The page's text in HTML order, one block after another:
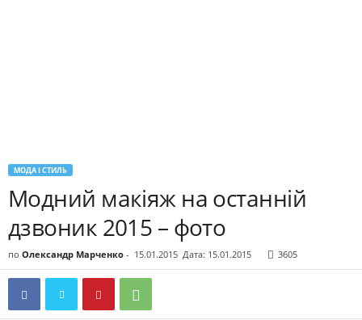
МОДА І СТИЛЬ
Модний макіяж на останній
дзвоник 2015 – фото
по Олександр Марченко - 15.01.2015 Дата: 15.01.2015 3605